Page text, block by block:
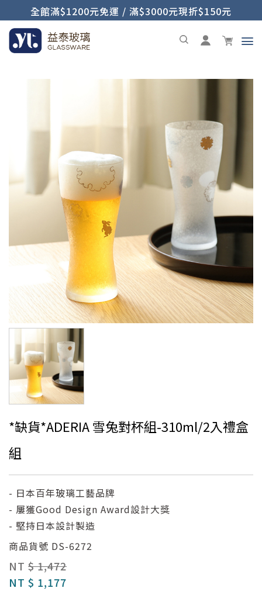
全館滿$1200元免運 / 滿$3000元現折$150元
*缺貨*ADERIA 雪兔對杯組-310ml/2入禮盒
組
- 日本百年玻璃工藝品牌
- 屢獲Good Design Award設計大獎
- 堅持日本設計製造
商品貨號 DS-6272
NT $ 1,472
NT $ 1,177